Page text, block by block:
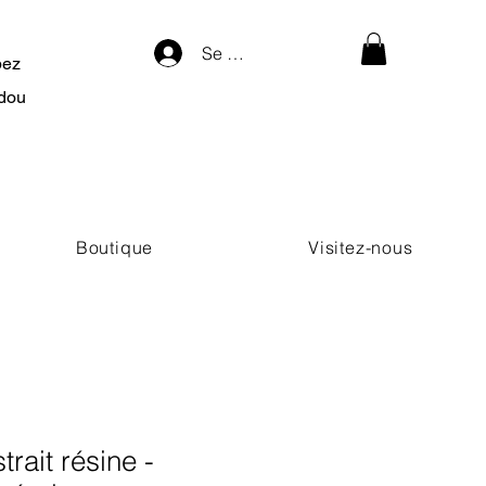
Se connecter
Boutique Visitez-nous
résine -